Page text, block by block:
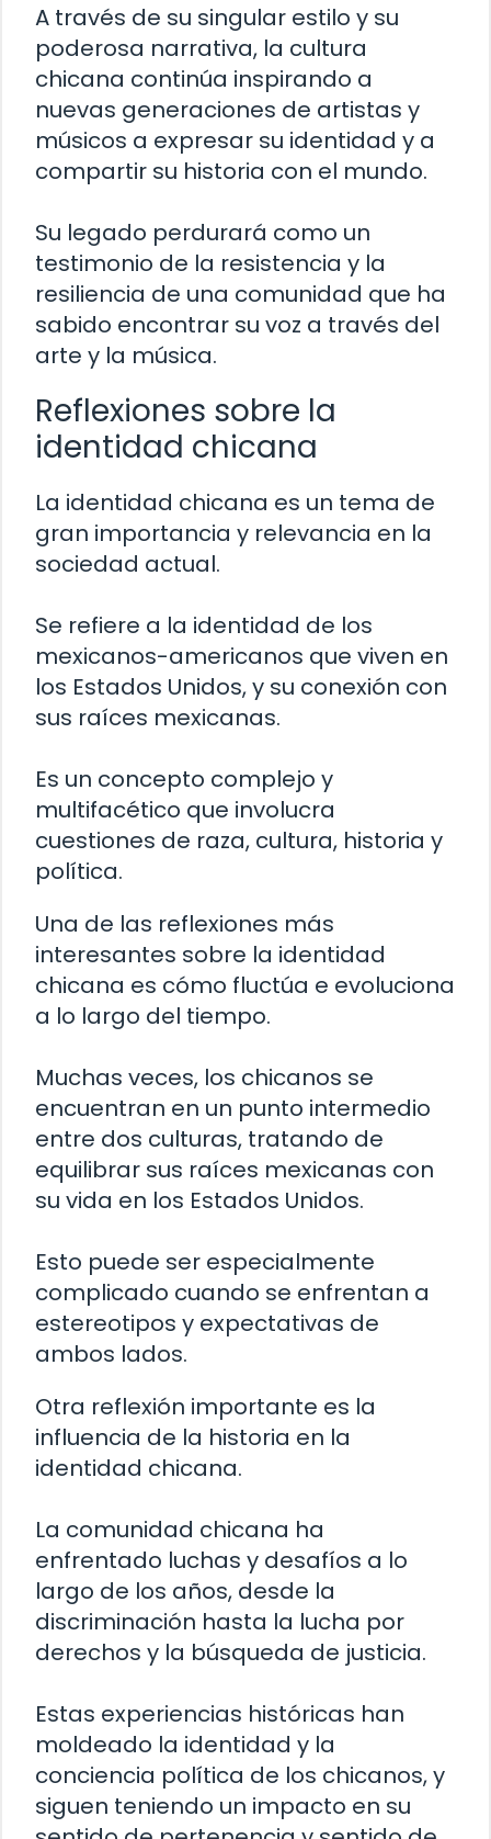
A través de su singular estilo y su
poderosa narrativa, la cultura
chicana continúa inspirando a
nuevas generaciones de artistas y
músicos a expresar su identidad y a
compartir su historia con el mundo.
Su legado perdurará como un
testimonio de la resistencia y la
resiliencia de una comunidad que ha
sabido encontrar su voz a través del
arte y la música.
Reflexiones sobre la
identidad chicana
La identidad chicana es un tema de
gran importancia y relevancia en la
sociedad actual.
Se refiere a la identidad de los
mexicanos-americanos que viven en
los Estados Unidos, y su conexión con
sus raíces mexicanas.
Es un concepto complejo y
multifacético que involucra
cuestiones de raza, cultura, historia y
política.
Una de las reflexiones más
interesantes sobre la identidad
chicana es cómo fluctúa e evoluciona
a lo largo del tiempo.
Muchas veces, los chicanos se
encuentran en un punto intermedio
entre dos culturas, tratando de
equilibrar sus raíces mexicanas con
su vida en los Estados Unidos.
Esto puede ser especialmente
complicado cuando se enfrentan a
estereotipos y expectativas de
ambos lados.
Otra reflexión importante es la
influencia de la historia en la
identidad chicana.
La comunidad chicana ha
enfrentado luchas y desafíos a lo
largo de los años, desde la
discriminación hasta la lucha por
derechos y la búsqueda de justicia.
Estas experiencias históricas han
moldeado la identidad y la
conciencia política de los chicanos, y
siguen teniendo un impacto en su